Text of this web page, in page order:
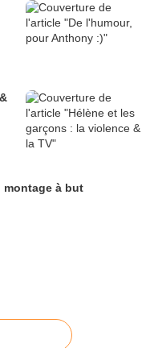
montage à but